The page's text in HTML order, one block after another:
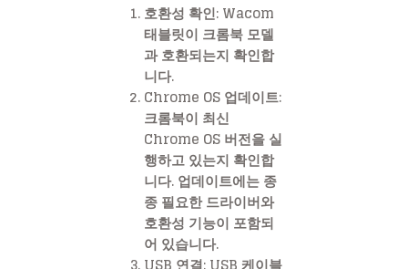
호환성 확인: Wacom
태블릿이 크롬북 모델
과 호환되는지 확인합
니다.
Chrome OS 업데이트:
크롬북이 최신
Chrome OS 버전을 실
행하고 있는지 확인합
니다. 업데이트에는 종
종 필요한 드라이버와
호환성 기능이 포함되
어 있습니다.